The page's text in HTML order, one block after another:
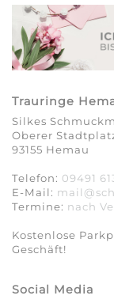
Trauringe
Silkes
Oberer
93155 Hemau
Telefon: 09491
E-Mail:
Termine: nach
Kostenlose
Geschäft!
Social Media